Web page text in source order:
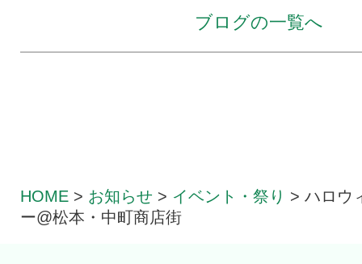
ブログの一覧へ
HOME > お知らせ > イベント・祭り >ハロウ
ー@松本・中町商店街